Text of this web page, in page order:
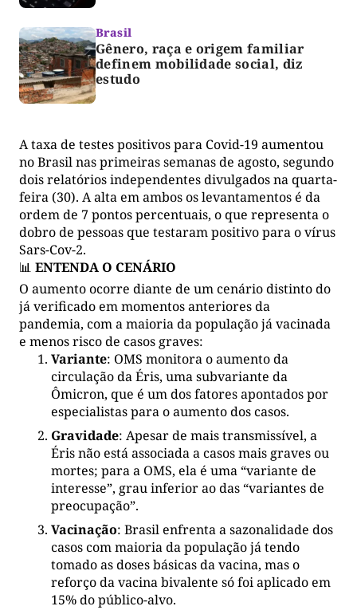
Brasil
Gênero, raça e origem familiar
definem mobilidade social, diz
estudo
A taxa de testes positivos para Covid-19 aumentou
no Brasil nas primeiras semanas de agosto, segundo
dois relatórios independentes divulgados na quarta-
feira (30). A alta em ambos os levantamentos é da
ordem de 7 pontos percentuais, o que representa o
dobro de pessoas que testaram positivo para o vírus
Sars-Cov-2.
📊 ENTENDA O CENÁRIO
O aumento ocorre diante de um cenário distinto do
já verificado em momentos anteriores da
pandemia, com a maioria da população já vacinada
e menos risco de casos graves:
Variante: OMS monitora o aumento da
circulação da Éris, uma subvariante da
Ômicron, que é um dos fatores apontados por
especialistas para o aumento dos casos.
Gravidade: Apesar de mais transmissível, a
Éris não está associada a casos mais graves ou
mortes; para a OMS, ela é uma “variante de
interesse”, grau inferior ao das “variantes de
preocupação”.
Vacinação: Brasil enfrenta a sazonalidade dos
casos com maioria da população já tendo
tomado as doses básicas da vacina, mas o
reforço da vacina bivalente só foi aplicado em
15% do público-alvo.